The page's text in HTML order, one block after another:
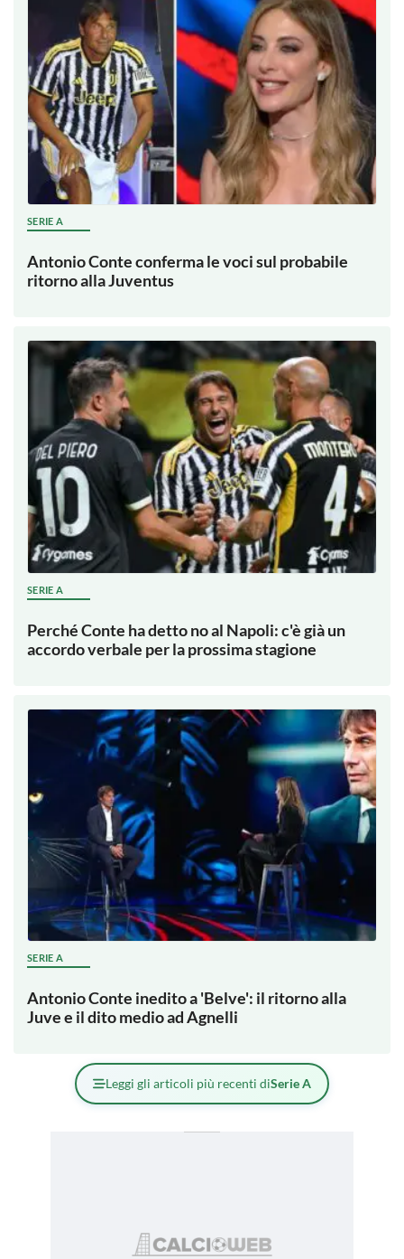
SERIE A
Antonio Conte conferma le voci sul probabile
ritorno alla Juventus
SERIE A
Perché Conte ha detto no al Napoli: c'è già un
accordo verbale per la prossima stagione
SERIE A
Antonio Conte inedito a 'Belve': il ritorno alla
Juve e il dito medio ad Agnelli
Leggi gli articoli più recenti diSerie A